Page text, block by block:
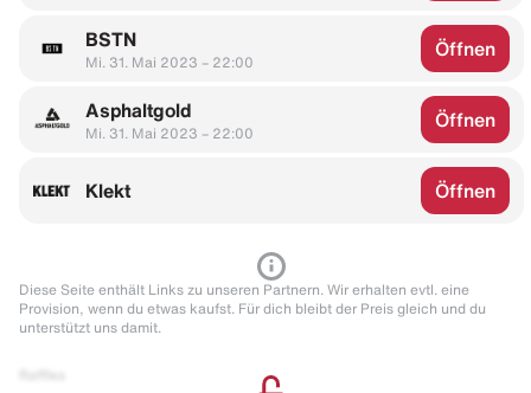
BSTN
Mi. 31. Mai 2023 – 22:00
Öffnen
Asphaltgold
Mi. 31. Mai 2023 – 22:00
Öffnen
Klekt Öffnen
Diese Seite enthält Links zu unseren Partnern. Wir erhalten evtl. eine
Provision, wenn du etwas kaufst. Für dich bleibt der Preis gleich und du
unterstützt uns damit.